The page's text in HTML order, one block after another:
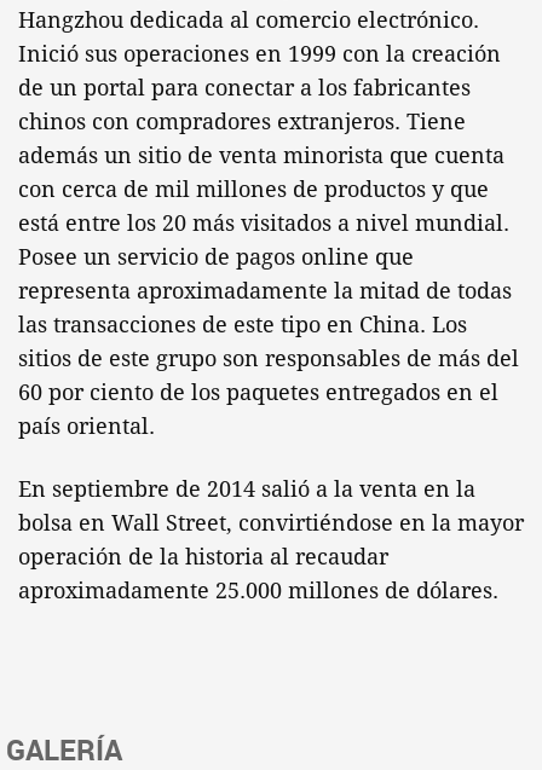
Hangzhou dedicada al comercio electrónico.
Inició sus operaciones en 1999 con la creación
de un portal para conectar a los fabricantes
chinos con compradores extranjeros. Tiene
además un sitio de venta minorista que cuenta
con cerca de mil millones de productos y que
está entre los 20 más visitados a nivel mundial.
Posee un servicio de pagos online que
representa aproximadamente la mitad de todas
las transacciones de este tipo en China. Los
sitios de este grupo son responsables de más del
60 por ciento de los paquetes entregados en el
país oriental.
En septiembre de 2014 salió a la venta en la
bolsa en Wall Street, convirtiéndose en la mayor
operación de la historia al recaudar
aproximadamente 25.000 millones de dólares.
GALERÍA